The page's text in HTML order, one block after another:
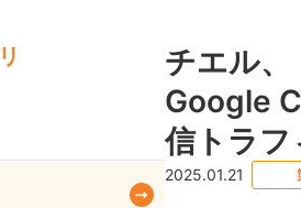
チエル
Google
信トラフ
2025.01.21